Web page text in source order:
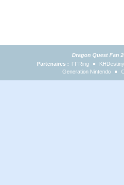
Dragon Quest Fan
Partenaires : FFRing KHDestiny
Generation Nintendo